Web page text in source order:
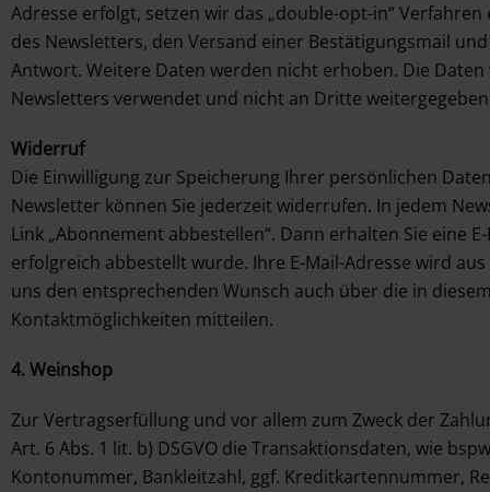
Adresse erfolgt, setzen wir das „double-opt-in“
des Newsletters, den Versand einer Bestätigungsmail
Antwort. Weitere Daten werden nicht erhoben. Die
Newsletters verwendet und nicht an Dritte
Widerruf
Die Einwilligung zur Speicherung Ihrer persönlichen
Newsletter können Sie jederzeit widerrufen. In jedem
Link „Abonnement abbestellen“. Dann erhalten Sie eine
erfolgreich abbestellt wurde. Ihre E-Mail-Adresse wird
uns den entsprechenden Wunsch auch über die in
Kontaktmöglichkeiten mitteilen.
4. Weinshop
Zur Vertragserfüllung und vor allem zum Zweck der
Art. 6 Abs. 1 lit. b) DSGVO die Transaktionsdaten, wie
Kontonummer, Bankleitzahl, ggf. Kreditkartennummer,